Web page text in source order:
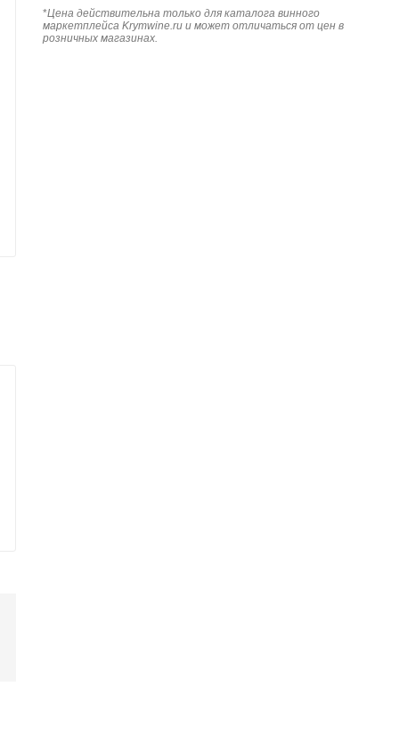
*Цена действительна только для каталога винного
маркетплейса Krymwine.ru и может отличаться от цен в
розничных магазинах.